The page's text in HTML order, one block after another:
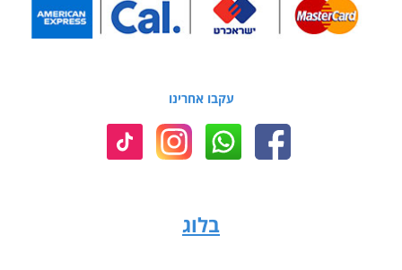
עקבו אחרינו
בלוג